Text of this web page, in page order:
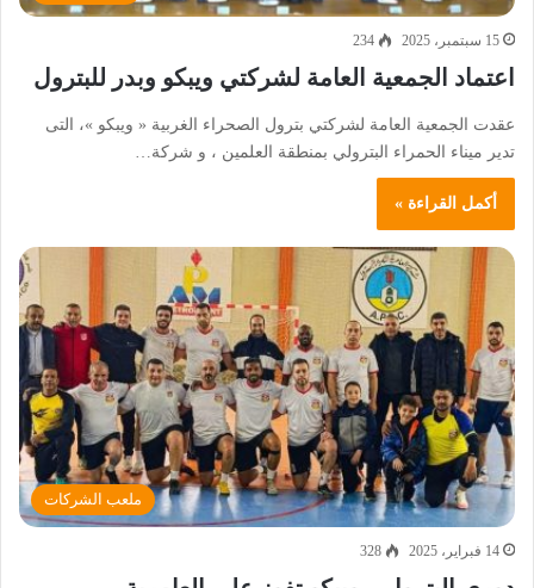
15 سبتمبر، 2025 234
اعتماد الجمعية العامة لشركتي ويبكو وبدر للبترول
عقدت الجمعية العامة لشركتي بترول الصحراء الغربية « ويبكو »، التى
تدير ميناء الحمراء البترولي بمنطقة العلمين ، و شركة…
أكمل القراءة »
ملعب الشركات
14 فبراير، 2025 328